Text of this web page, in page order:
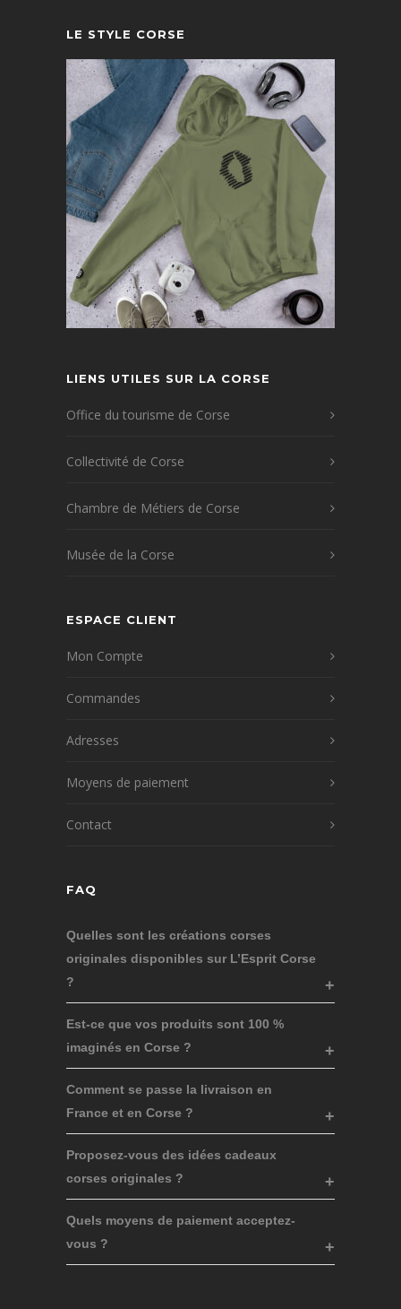
LE STYLE CORSE
LIENS UTILES SUR LA CORSE
Office du tourisme de Corse
Collectivité de Corse
Chambre de Métiers de Corse
Musée de la Corse
ESPACE CLIENT
Mon Compte
Commandes
Adresses
Moyens de paiement
Contact
FAQ
Quelles sont les créations corses
originales disponibles sur L’Esprit Corse
?
Est-ce que vos produits sont 100 %
imaginés en Corse ?
Comment se passe la livraison en
France et en Corse ?
Proposez-vous des idées cadeaux
corses originales ?
Quels moyens de paiement acceptez-
vous ?